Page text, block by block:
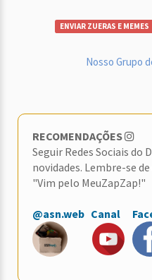
ENVIAR ZUERAS E MEMES
Nosso Grupo
RECOMENDAÇÕES
Seguir Redes Sociais do
novidades. Lembre-se
"Vim pelo MeuZapZap!"
@asn.web Canal